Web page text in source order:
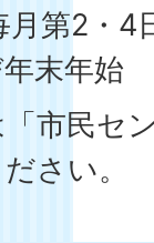
月第2・4
末年始
市民セ
さい。